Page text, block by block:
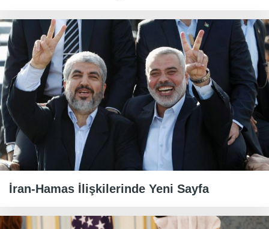
İran-Hamas İlişkilerinde Yeni Sayfa